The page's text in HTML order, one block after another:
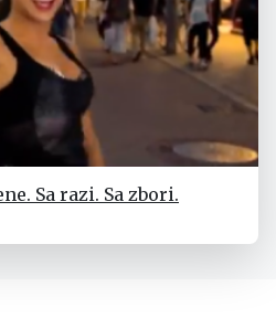
Sa razi. Sa zbori.